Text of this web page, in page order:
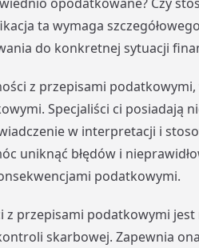
ta wymaga
do konkretnej sytuacji
z przepisami
Specjaliści ci posiadają
w interpretacji i
uniknąć błędów i
podatkowymi.
przepisami podatkowymi jest
skarbowej. Zapewnia